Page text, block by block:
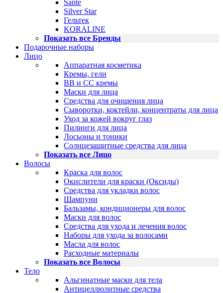
Sante
Silver Star
Гельтек
KORALINE
Показать все Бренды
Подарочные наборы
Лицо
Аппаратная косметика
Кремы, гели
BB и CC кремы
Маски для лица
Средства для очищения лица
Сыворотки, коктейли, концентраты для лица
Уход за кожей вокруг глаз
Пилинги для лица
Лосьоны и тоники
Солнцезащитные средства для лица
Показать все Лицо
Волосы
Краска для волос
Окислители для краски (Оксиды)
Средства для укладки волос
Шампуни
Бальзамы, кондиционеры для волос
Маски для волос
Средства для ухода и лечения волос
Наборы для ухода за волосами
Масла для волос
Расходные материалы
Показать все Волосы
Тело
Альгинатные маски для тела
Антицеллюлитные средства